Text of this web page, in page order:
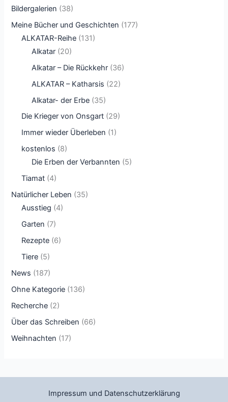
Bildergalerien (38)
Meine Bücher und Geschichten (177)
ALKATAR-Reihe (131)
Alkatar (20)
Alkatar – Die Rückkehr (36)
ALKATAR – Katharsis (22)
Alkatar- der Erbe (35)
Die Krieger von Onsgart (29)
Immer wieder Überleben (1)
kostenlos (8)
Die Erben der Verbannten (5)
Tiamat (4)
Natürlicher Leben (35)
Ausstieg (4)
Garten (7)
Rezepte (6)
Tiere (5)
News (187)
Ohne Kategorie (136)
Recherche (2)
Über das Schreiben (66)
Weihnachten (17)
Impressum und Datenschutzerklärung